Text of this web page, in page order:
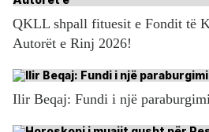
QKLL shpall fituesit e Fondit të
Autorët e Rinj 2026!
Ilir Beqaj: Fundi i një